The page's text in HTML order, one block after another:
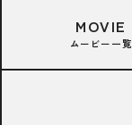
MOVIE
ムービー一覧